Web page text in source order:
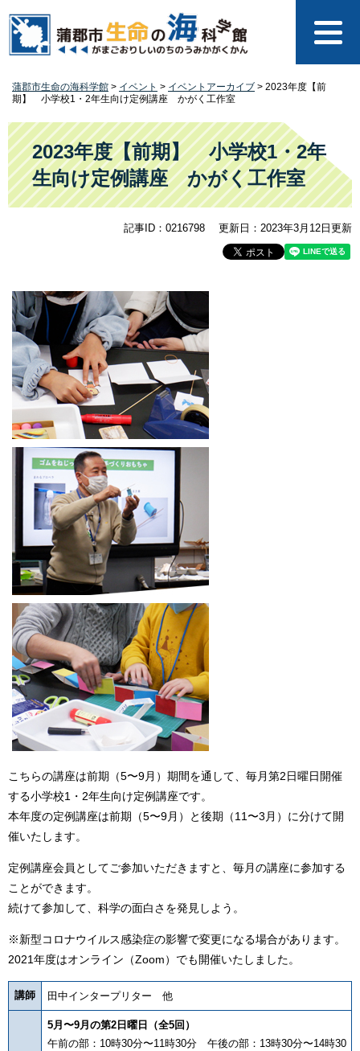
の
す
。
ー
し
て
本
文
へ
蒲郡市生命の海科学館 > イベント > イベントアーカイブ > 2023年度【前
期】 小学校1・2年生向け定例講座 かがく工作室
本
文
2023年度【前期】 小学校1・2年
生向け定例講座 かがく工作室
記事ID：0216798 更新日：2023年3月12日更新
こちらの講座は前期（5〜9月）期間を通して、毎月第2日曜日開催
する小学校1・2年生向け定例講座です。
本年度の定例講座は前期（5〜9月）と後期（11〜3月）に分けて開
催いたします。
定例講座会員としてご参加いただきますと、毎月の講座に参加する
ことができます。
続けて参加して、科学の面白さを発見しよう。
※新型コロナウイルス感染症の影響で変更になる場合があります。
2021年度はオンライン（Zoom）でも開催いたしました。
講師 田中インタープリター 他
5月〜9月の第2日曜日（全5回）
午前の部：10時30分〜11時30分 午後の部：13時30分〜14時30